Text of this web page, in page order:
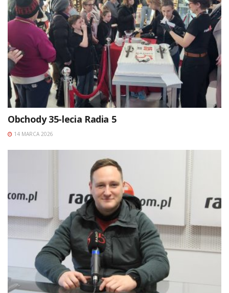
Obchody 35-lecia Radia 5
14 MARCA 2026